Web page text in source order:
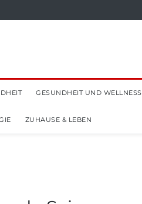
GESUNDHEIT UND WELLNESS
ZUHAUSE & LEBEN